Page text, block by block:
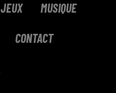
JEUX MUSIQUE
CONTACT